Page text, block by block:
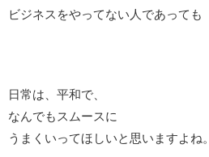
ビジネスをやってない人であっても
日常は、平和で、
なんでもスムースに
うまくいってほしいと思いますよね。